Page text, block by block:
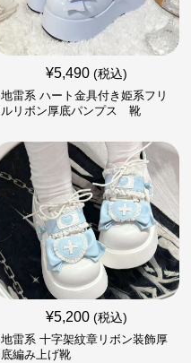
¥5,490 (税込)
地雷系 ハート金具付き姫系フリ
ルリボン厚底パンプス 靴
¥5,200 (税込)
地雷系 十字架紋章リボン装飾厚
底編み上げ靴